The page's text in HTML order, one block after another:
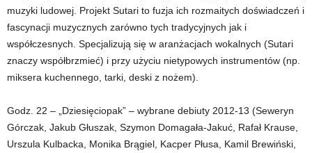
muzyki ludowej. Projekt Sutari to fuzja ich rozmaitych doświadczeń i
fascynacji muzycznych zarówno tych tradycyjnych jak i
współczesnych. Specjalizują się w aranżacjach wokalnych (Sutari
znaczy współbrzmieć) i przy użyciu nietypowych instrumentów (np.
miksera kuchennego, tarki, deski z nożem).
Godz. 22 – „Dziesięciopak” – wybrane debiuty 2012-13 (Seweryn
Górczak, Jakub Głuszak, Szymon Domagała-Jakuć, Rafał Krause,
Urszula Kulbacka, Monika Brągiel, Kacper Płusa, Kamil Brewiński,